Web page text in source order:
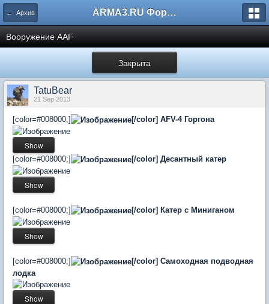
← Архив ARMA3.RU Форум
Вооружение AAF
Закрыта
TatuBear
21 Sep 2013
[color=#008000;] [/color] AFV-4 Горгона
[color=#008000;] [/color] Десантный катер
[color=#008000;] [/color] Катер с Миниганом
[color=#008000;] [/color] Самоходная подводная
лодка